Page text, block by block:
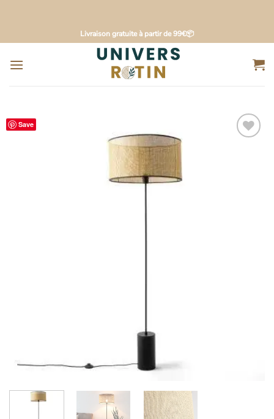
au
contenu
Livraison gratuite à partir de 99€📦
Save